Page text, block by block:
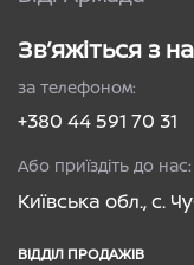
Зв’яжіться з
за телефоном:
+380 44 591 70 31
Або приїздіть до нас:
Київська обл., с.
ВІДДІЛ ПРОДАЖІВ